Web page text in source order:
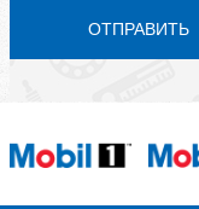
ОТПРАВИТЬ